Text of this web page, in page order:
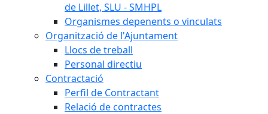
de Lillet, SLU - SMHPL
Organismes depenents o vinculats
Organització de l'Ajuntament
Llocs de treball
Personal directiu
Contractació
Perfil de Contractant
Relació de contractes